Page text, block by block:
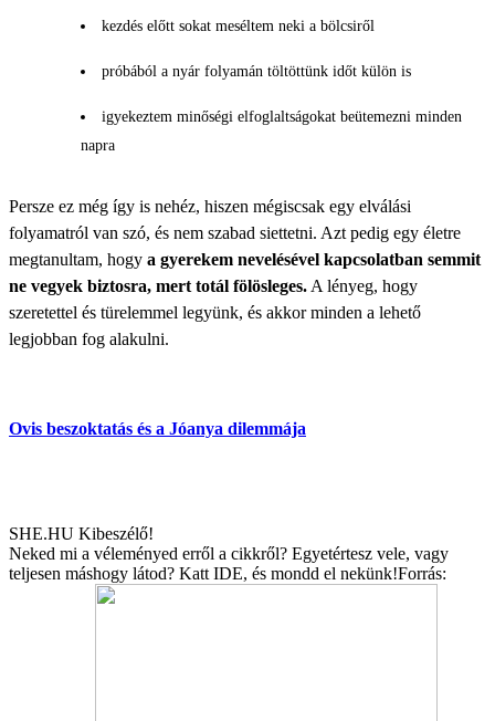
kezdés előtt sokat meséltem neki a bölcsiről
próbából a nyár folyamán töltöttünk időt külön is
igyekeztem minőségi elfoglaltságokat beütemezni minden
napra
Persze ez még így is nehéz, hiszen mégiscsak egy elválási
folyamatról van szó, és nem szabad siettetni. Azt pedig egy életre
megtanultam, hogy a gyerekem nevelésével kapcsolatban semmit
ne vegyek biztosra, mert totál fölösleges. A lényeg, hogy
szeretettel és türelemmel legyünk, és akkor minden a lehető
legjobban fog alakulni.
Ovis beszoktatás és a Jóanya dilemmája
SHE.HU Kibeszélő!
Neked mi a véleményed erről a cikkről? Egyetértesz vele, vagy
teljesen máshogy látod? Katt IDE, és mondd el nekünk!Forrás: